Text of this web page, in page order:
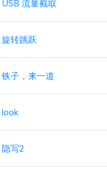
USB 流量截取
旋转跳跃
铁子，来一道
look
隐写2